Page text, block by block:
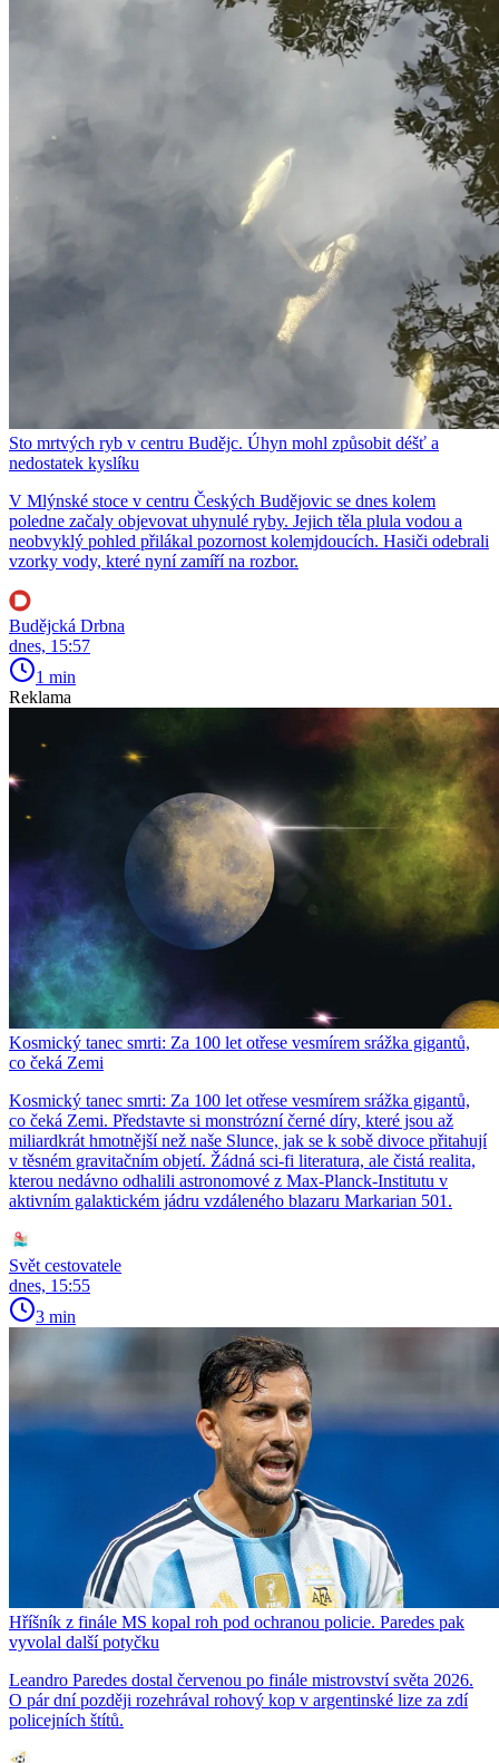
Sto mrtvých ryb v centru Budějc. Úhyn mohl způsobit déšť a
nedostatek kyslíku
V Mlýnské stoce v centru Českých Budějovic se dnes kolem
poledne začaly objevovat uhynulé ryby. Jejich těla plula vodou a
neobvyklý pohled přilákal pozornost kolemjdoucích. Hasiči odebrali
vzorky vody, které nyní zamíří na rozbor.
Budějcká Drbna
dnes, 15:57
1 min
Reklama
Kosmický tanec smrti: Za 100 let otřese vesmírem srážka gigantů,
co čeká Zemi
Kosmický tanec smrti: Za 100 let otřese vesmírem srážka gigantů,
co čeká Zemi. Představte si monstrózní černé díry, které jsou až
miliardkrát hmotnější než naše Slunce, jak se k sobě divoce přitahují
v těsném gravitačním objetí. Žádná sci-fi literatura, ale čistá realita,
kterou nedávno odhalili astronomové z Max-Planck-Institutu v
aktivním galaktickém jádru vzdáleného blazaru Markarian 501.
Svět cestovatele
dnes, 15:55
3 min
Hříšník z finále MS kopal roh pod ochranou policie. Paredes pak
vyvolal další potyčku
Leandro Paredes dostal červenou po finále mistrovství světa 2026.
O pár dní později rozehrával rohový kop v argentinské lize za zdí
policejních štítů.